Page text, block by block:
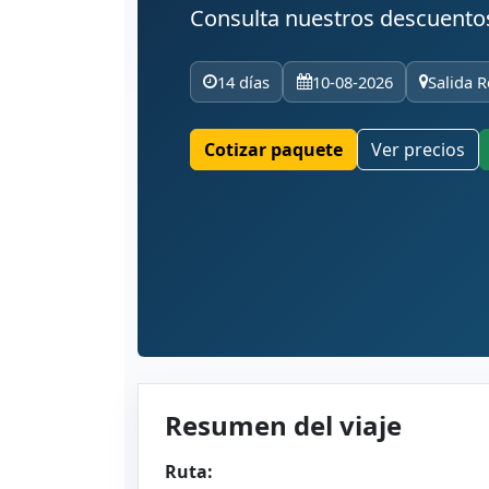
Consulta nuestros
14 días 10-08-2026 Salida
Cotizar paquete Ver precios
Resumen del viaje
Ruta: